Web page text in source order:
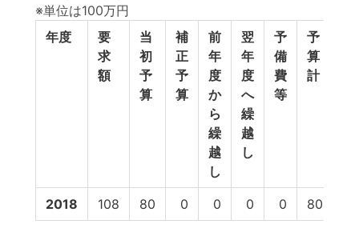
※単位は100万円
年度
要
求
額
当
初
予
算
補
正
予
算
前
年
度
か
ら
繰
越
し
翌
年
度
へ
繰
越
し
予
備
費
等
予
算
計
2018 108 80 0 0 0 0 80